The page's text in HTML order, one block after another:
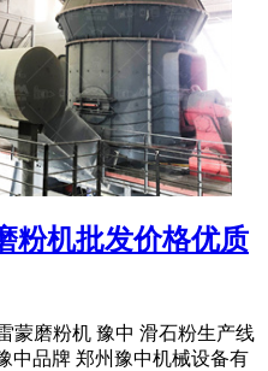
粉机批发价格优质
蒙磨粉机 豫中 滑石粉生产线
中品牌 郑州豫中机械设备有